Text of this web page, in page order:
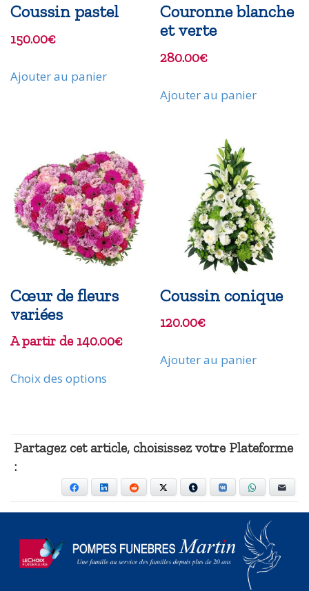
Coussin pastel
150.00€
Ajouter au panier
Couronne blanche
et verte
280.00€
Ajouter au panier
Cœur de fleurs
variées
A partir de 140.00€
Choix des options
variations.
options
peuvent
être
sur
Coussin conique
120.00€
Ajouter au panier
Partagez cet article, choisissez votre Plateforme
:
Facebook LinkedIn Reddit Tumblr VKontakte WhatsApp